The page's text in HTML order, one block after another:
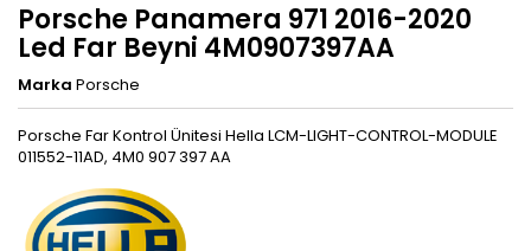
Porsche Panamera 971 2016-2020
Led Far Beyni 4M0907397AA
Marka Porsche
Porsche Far Kontrol Ünitesi Hella LCM-LIGHT-CONTROL-MODULE
011552-11AD, 4M0 907 397 AA